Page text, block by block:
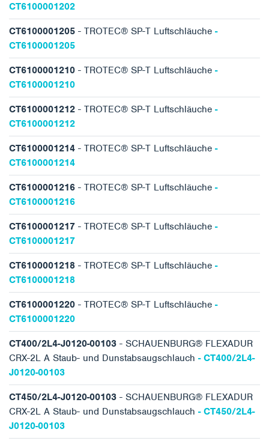
CT6100001202
CT6100001205 - TROTEC® SP-T Luftschläuche -
CT6100001205
CT6100001210 - TROTEC® SP-T Luftschläuche -
CT6100001210
CT6100001212 - TROTEC® SP-T Luftschläuche -
CT6100001212
CT6100001214 - TROTEC® SP-T Luftschläuche -
CT6100001214
CT6100001216 - TROTEC® SP-T Luftschläuche -
CT6100001216
CT6100001217 - TROTEC® SP-T Luftschläuche -
CT6100001217
CT6100001218 - TROTEC® SP-T Luftschläuche -
CT6100001218
CT6100001220 - TROTEC® SP-T Luftschläuche -
CT6100001220
CT400/2L4-J0120-00103 - SCHAUENBURG® FLEXADUR
CRX-2L A Staub- und Dunstabsaugschlauch - CT400/2L4-
J0120-00103
CT450/2L4-J0120-00103 - SCHAUENBURG® FLEXADUR
CRX-2L A Staub- und Dunstabsaugschlauch - CT450/2L4-
J0120-00103